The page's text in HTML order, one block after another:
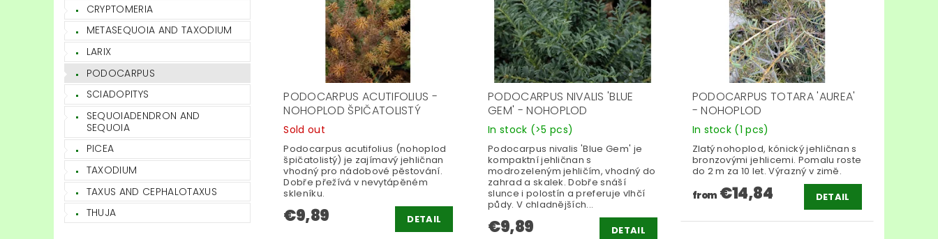
CRYPTOMERIA
METASEQUOIA AND TAXODIUM
LARIX
PODOCARPUS
SCIADOPITYS
SEQUOIADENDRON AND
SEQUOIA
PICEA
TAXODIUM
TAXUS AND CEPHALOTAXUS
THUJA
PODOCARPUS ACUTIFOLIUS -
NOHOPLOD ŠPIČATOLISTÝ
Sold out
Podocarpus acutifolius (nohoplod
špičatolistý) je zajímavý jehličnan
vhodný pro nádobové pěstování.
Dobře přežívá v nevytápěném
skleníku.
€9,89 DETAIL
PODOCARPUS NIVALIS 'BLUE
GEM' - NOHOPLOD
In stock (>5 pcs)
Podocarpus nivalis 'Blue Gem' je
kompaktní jehličnan s
modrozeleným jehličím, vhodný do
zahrad a skalek. Dobře snáší
slunce i polostín a preferuje vlhčí
půdy. V chladnějších...
€9,89 DETAIL
PODOCARPUS TOTARA 'AUREA'
- NOHOPLOD
In stock (1 pcs)
Zlatý nohoplod, kónický jehličnan s
bronzovými jehlicemi. Pomalu roste
do 2 m za 10 let. Výrazný v zimě.
from €14,84 DETAIL